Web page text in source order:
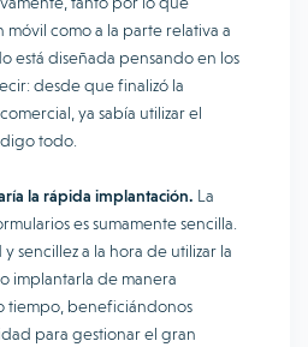
móvil como a la parte relativa a
está diseñada pensando en los
desde que finalizó la
ya sabía utilizar el
todo.
la rápida implantación. La
es sumamente sencilla.
sencillez a la hora de utilizar la
implantarla de manera
tiempo, beneficiándonos
para gestionar el gran